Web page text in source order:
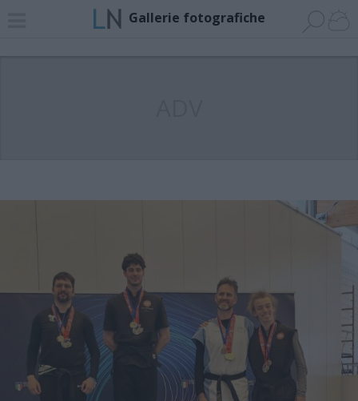
Gallerie fotografiche